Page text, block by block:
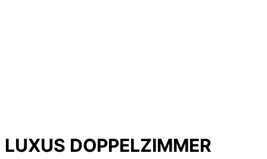
LUXUS DOPPELZIMMER